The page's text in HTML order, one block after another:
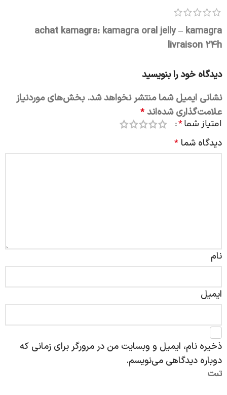
achat kamagra: kamagra oral jelly– kamagra
livraison 24h
دیدگاه خود را بنویسید
نشانی ایمیل شما منتشر نخواهد شد. بخش‌های موردنیاز
علامت‌گذاری شده‌اند *
امتیاز شما*
دیدگاه شما *
نام
ایمیل
ذخیره نام، ایمیل و وبسایت من در مرورگر برای زمانی که
دوباره دیدگاهی می‌نویسم.